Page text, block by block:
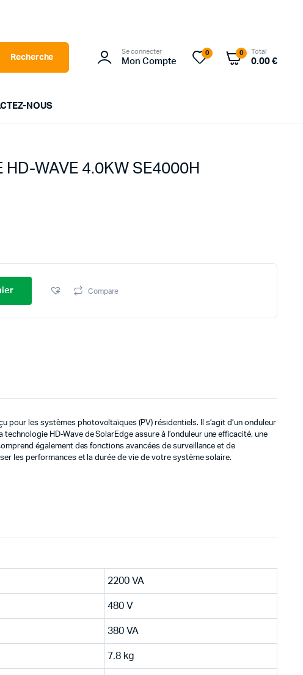
Recherche
Se connecter
Mon Compte
0 0 Total
0.00€
NOUS
WAVE 4.0KW SE4000H
Compare
pour les systèmes photovoltaïques (PV) résidentiels. Il s’agit d’un onduleur
HD-Wave de SolarEdge assure à l’onduleur une efficacité, une
également des fonctions avancées de surveillance et de
les performances et la durée de vie de votre système solaire.
2200 VA
480 V
380 VA
7.8 kg